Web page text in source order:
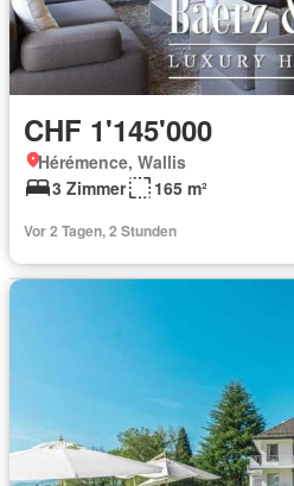
CHF 1'145'000
Hérémence, Wallis
3 Zimmer
165 m²
Vor 2 Tagen, 2 Stunden